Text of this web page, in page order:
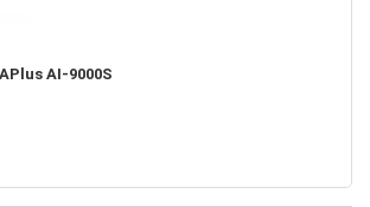
AI-9000S